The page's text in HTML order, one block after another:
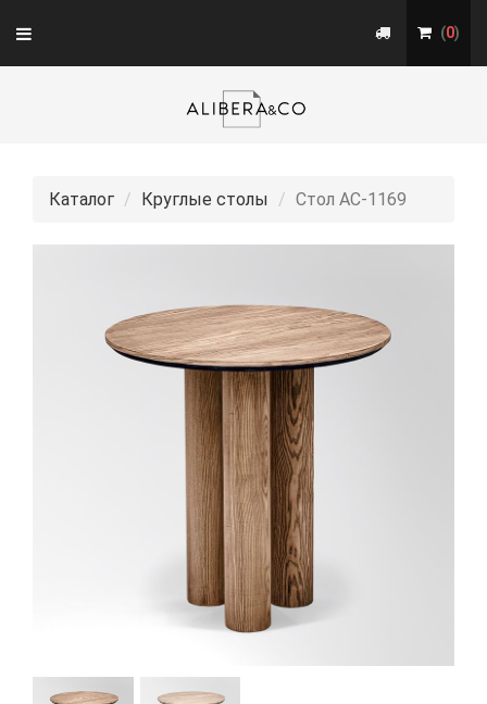
Toggle
navigation
(0)
Каталог Круглые столы Стол АС-1169